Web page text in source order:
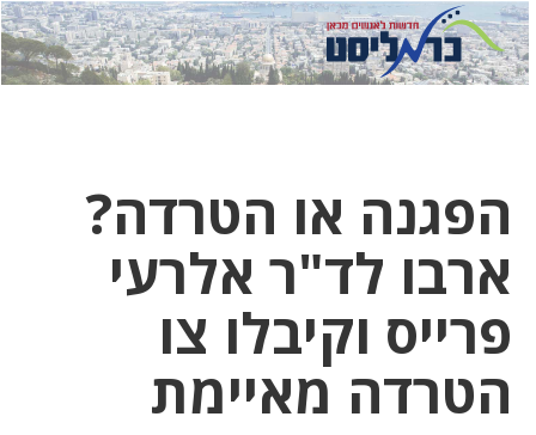
לחץ
כאן
לחץ
כדי
הפגנה או הטרדה?
ארבו לד"ר אלרעי
פרייס וקיבלו צו
הטרדה מאיימת